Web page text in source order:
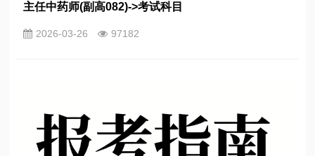
主任中药师(副高082)->考试科目
2026-03-26 97182